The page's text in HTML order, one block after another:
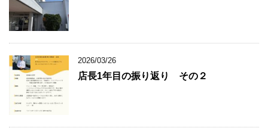
2026/03/26
店長1年目の振り返り その２